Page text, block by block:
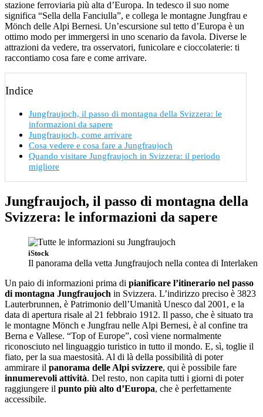
stazione ferroviaria più alta d’Europa. In tedesco il suo nome
significa “Sella della Fanciulla”, e collega le montagne Jungfrau e
Mönch delle Alpi Bernesi. Un’escursione sul tetto d’Europa è un
ottimo modo per immergersi in uno scenario da favola. Diverse le
attrazioni da vedere, tra osservatori, funicolare e cioccolaterie: ti
raccontiamo cosa fare e come arrivare.
Indice
Jungfraujoch, il passo di montagna della Svizzera: le
informazioni da sapere
Jungfraujoch, come arrivare
Cosa vedere e cosa fare a Jungfraujoch
Quando visitare Jungfraujoch in Svizzera: il periodo
migliore
Jungfraujoch, il passo di montagna della
Svizzera: le informazioni da sapere
iStock
Il panorama della vetta Jungfraujoch nella contea di Interlaken
Un paio di informazioni prima di pianificare l’itinerario nel passo
di montagna Jungfraujoch in Svizzera. L’indirizzo preciso è 3823
Lauterbrunnen, è Patrimonio dell’Umanità Unesco dal 2001, e la
data di apertura risale al 21 febbraio 1912. Il passo, che è situato tra
le montagne Mönch e Jungfrau nelle Alpi Bernesi, è al confine tra
Berna e Vallese. “Top of Europe”, così viene normalmente
riconosciuto nel linguaggio turistico in tutto il mondo. E, sì, toglie il
fiato, per la sua maestosità. Al di là della possibilità di poter
ammirare il panorama delle Alpi svizzere, qui è possibile fare
innumerevoli attività. Del resto, non capita tutti i giorni di poter
raggiungere il punto più alto d’Europa, che è perfettamente
accessibile.